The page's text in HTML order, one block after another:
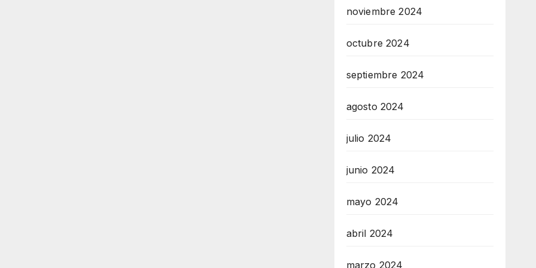
noviembre 2024
octubre 2024
septiembre 2024
agosto 2024
julio 2024
junio 2024
mayo 2024
abril 2024
marzo 2024